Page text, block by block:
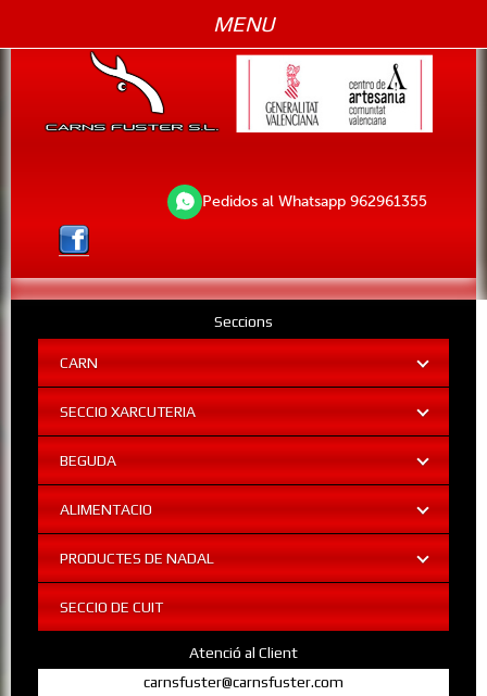
Pedidos al Whatsapp 962961355
MENU
Seccions
CARN
SECCIO XARCUTERIA
BEGUDA
ALIMENTACIO
PRODUCTES DE NADAL
SECCIO DE CUIT
Atenció al Client
carnsfuster@carnsfuster.com